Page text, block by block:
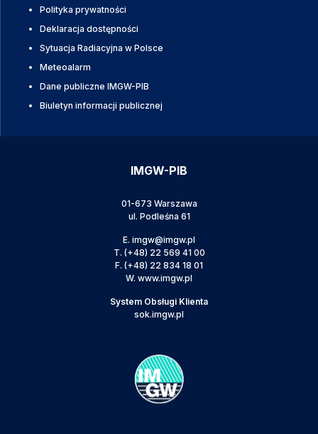
Polityka prywatności
Deklaracja dostępności
Sytuacja Radiacyjna w Polsce
Meteoalarm
Dane publiczne IMGW-PIB
Biuletyn informacji publicznej
IMGW-PIB
01-673 Warszawa
ul. Podleśna 61
E. imgw@imgw.pl
T. (+48) 22 569 41 00
F. (+48) 22 834 18 01
W. www.imgw.pl
System Obsługi Klienta
sok.imgw.pl